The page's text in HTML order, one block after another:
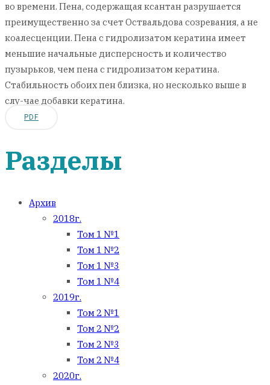
во времени. Пена, содержащая ксантан разрушается
преимущественно за счет Оствальдова созревания, а не
коалесценции. Пена с гидролизатом кератина имеет
меньшие начальные дисперсность и количество
пузырьков, чем пена с гидролизатом кератина.
Стабильность обоих пен близка, но несколько выше в
слу-чае добавки кератина.
PDF
Разделы
Архив
2018г.
Том 1 №1
Том 1 №2
Том 1 №3
Том 1 №4
2019г.
Том 2 №1
Том 2 №2
Том 2 №3
Том 2 №4
2020г.